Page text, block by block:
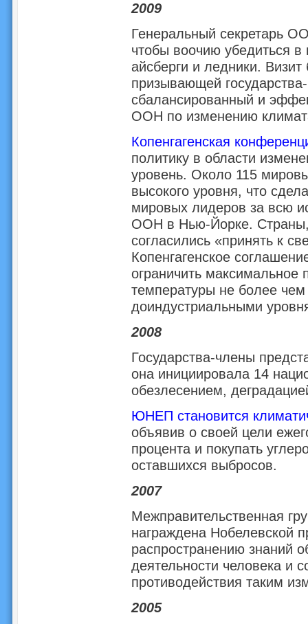
2009
Генеральный секретарь
чтобы воочию убедиться
айсберги и ледники.
призывающей
сбалансированный и
ООН по изменению
Копенгагенская
политику в области
уровень. Около 115
высокого уровня, что
мировых лидеров за всю
ООН в Нью-Йорке.
согласились «принять к
Копенгагенское
ограничить
температуры не более
доиндустриальными
2008
Государства-члены
она инициировала 14
обезлесением,
ЮНЕП становится
объявив о своей цели
процента и покупать
оставшихся выбросов.
2007
Межправительственная
награждена Нобелевской
распространению знаний
деятельности человека и
противодействия таким
2005